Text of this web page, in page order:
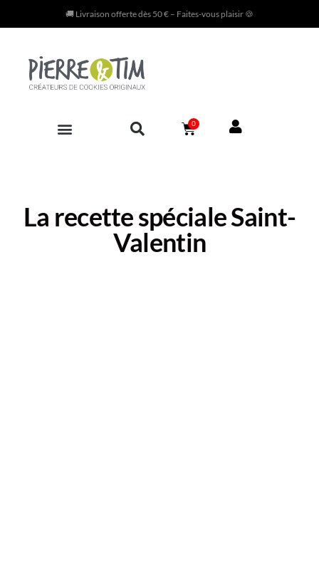
🚚 Livraison offerte dès 50 € – Faites-vous plaisir 🍪
0
La recette spéciale Saint-
Valentin